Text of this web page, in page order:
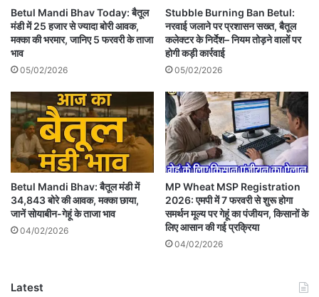
Betul Mandi Bhav Today: बैतूल
मंडी में 25 हजार से ज्यादा बोरी आवक,
मक्का की भरमार, जानिए 5 फरवरी के ताजा
भाव
05/02/2026
Stubble Burning Ban Betul:
नरवाई जलाने पर प्रशासन सख्त, बैतूल
कलेक्टर के निर्देश– नियम तोड़ने वालों पर
होगी कड़ी कार्रवाई
05/02/2026
Betul Mandi Bhav: बैतूल मंडी में
34,843 बोरे की आवक, मक्का छाया,
जानें सोयाबीन-गेहूं के ताजा भाव
04/02/2026
MP Wheat MSP Registration
2026: एमपी में 7 फरवरी से शुरू होगा
समर्थन मूल्य पर गेहूं का पंजीयन, किसानों के
लिए आसान की गई प्रक्रिया
04/02/2026
Latest